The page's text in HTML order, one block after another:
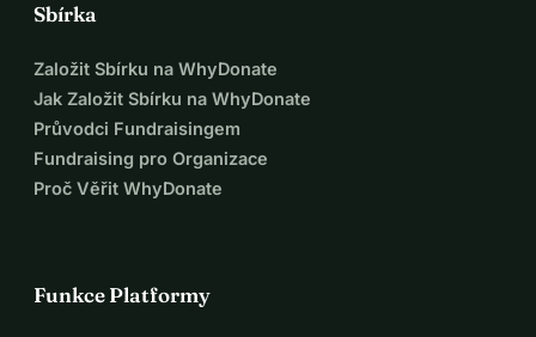
Sbírka
Založit Sbírku na WhyDonate
Jak Založit Sbírku na WhyDonate
Průvodci Fundraisingem
Fundraising pro Organizace
Proč Věřit WhyDonate
Funkce Platformy